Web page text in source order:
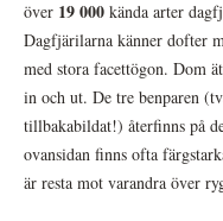
över 19 000 kända arter
Dagfjärilarna känner dofter
med stora facettögon. Dom
in och ut. De tre benparen
tillbakabildat!) återfinns på
ovansidan finns ofta
är resta mot varandra över